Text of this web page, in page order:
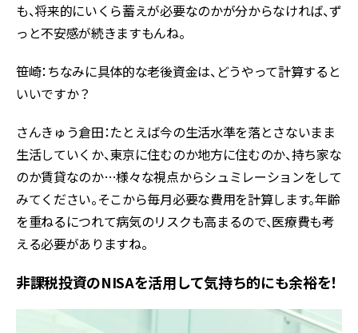
も、将来的にいくら蓄えが必要なのかが分からなければ、ず
っと不安感が続きますもんね。
笹崎：ちなみに具体的な老後資金は、どうやって計算すると
いいですか？
さんきゅう倉田：たとえば今の生活水準を落とさないまま
生活していくか、東京に住むのか地方に住むのか、持ち家な
のか賃貸なのか…様々な視点からシュミレーションをして
みてください。そこから毎月必要な費用を計算します。年齢
を重ねるにつれて病気のリスクも高まるので、医療費も考
える必要がありますね。
非課税投資のNISAを活用して気持ち的にも余裕を！